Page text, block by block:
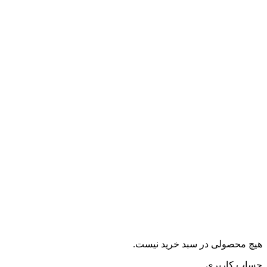
هیچ محصولی در سبد خرید نیست.
حساب کاربری